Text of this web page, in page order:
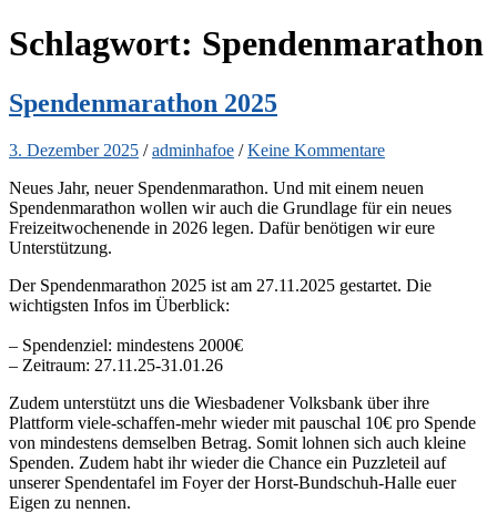
Schlagwort: Spendenmarathon
Spendenmarathon 2025
3. Dezember 2025 /adminhafoe /Keine Kommentare
Neues Jahr, neuer Spendenmarathon. Und mit einem neuen
Spendenmarathon wollen wir auch die Grundlage für ein neues
Freizeitwochenende in 2026 legen. Dafür benötigen wir eure
Unterstützung.
Der Spendenmarathon 2025 ist am 27.11.2025 gestartet. Die
wichtigsten Infos im Überblick:
– Spendenziel: mindestens 2000€
– Zeitraum: 27.11.25-31.01.26
Zudem unterstützt uns die Wiesbadener Volksbank über ihre
Plattform viele-schaffen-mehr wieder mit pauschal 10€ pro Spende
von mindestens demselben Betrag. Somit lohnen sich auch kleine
Spenden. Zudem habt ihr wieder die Chance ein Puzzleteil auf
unserer Spendentafel im Foyer der Horst-Bundschuh-Halle euer
Eigen zu nennen.